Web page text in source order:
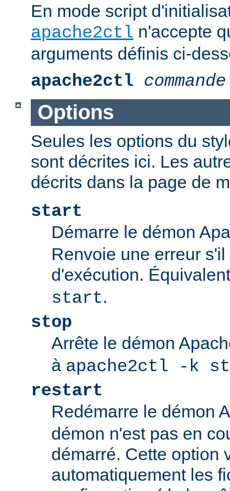
En mode script
apache2ctl n'accepte
arguments définis ci-
apache2ctl commande
Options
Seules les options du
sont décrites ici. Les
décrits dans la page de
start
Démarre le démon
Renvoie une erreur
d'exécution.
start.
stop
Arrête le démon
à apache2ctl -k
restart
Redémarre le démon
démon n'est pas en
démarré. Cette option
automatiquement les